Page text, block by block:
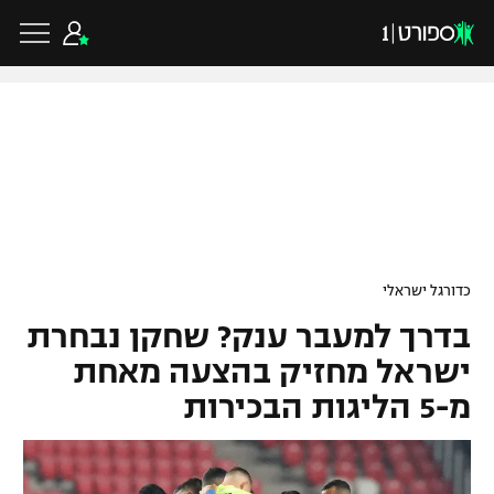
גביע הטוטו
ליגיונרים
גביע המדינה
ליגת האלופות
ליגה אירופית
ליגה אנגלית
כדורסל ישראלי
ליגת ווינר סל
ליגה לאומית
כדורסל עולמי
NBA
כדורגל ישראלי
בדרך למעבר ענק? שחקן נבחרת
ישראל מחזיק בהצעה מאחת
מ-5 הליגות הבכירות